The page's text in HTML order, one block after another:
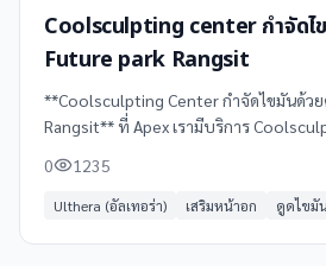
Coolsculpting center กำจัดไ
Future park Rangsit
**Coolsculpting Center กำจัดไขมันด้วย
Rangsit** ที่ Apex เรามีบริการ
0 1235
Ulthera (อัลเทอร่า) เสริมหน้าอก ดูดไขมั